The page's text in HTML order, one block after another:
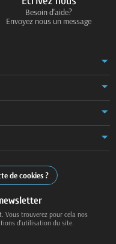
Besoin d'aide?
Envoyez nous un message
de cookies ?
Vous trouverez pour cela nos
d'utilisation du site.